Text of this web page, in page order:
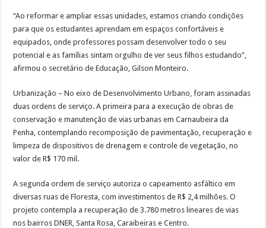
“Ao reformar e ampliar essas unidades, estamos criando condições
para que os estudantes aprendam em espaços confortáveis e
equipados, onde professores possam desenvolver todo o seu
potencial e as famílias sintam orgulho de ver seus filhos estudando”,
afirmou o secretário de Educação, Gilson Monteiro.
Urbanização – No eixo de Desenvolvimento Urbano, foram assinadas
duas ordens de serviço. A primeira para a execução de obras de
conservação e manutenção de vias urbanas em Carnaubeira da
Penha, contemplando recomposição de pavimentação, recuperação e
limpeza de dispositivos de drenagem e controle de vegetação, no
valor de R$ 170 mil.
A segunda ordem de serviço autoriza o capeamento asfáltico em
diversas ruas de Floresta, com investimentos de R$ 2,4 milhões. O
projeto contempla a recuperação de 3.780 metros lineares de vias
nos bairros DNER, Santa Rosa, Caraibeiras e Centro.